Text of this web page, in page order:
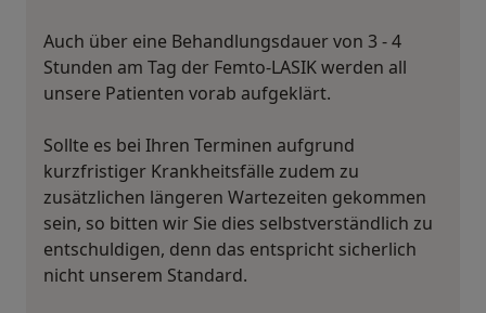
Auch über eine Behandlungsdauer von 3 - 4
Stunden am Tag der Femto-LASIK werden all
unsere Patienten vorab aufgeklärt.
Sollte es bei Ihren Terminen aufgrund
kurzfristiger Krankheitsfälle zudem zu
zusätzlichen längeren Wartezeiten gekommen
sein, so bitten wir Sie dies selbstverständlich zu
entschuldigen, denn das entspricht sicherlich
nicht unserem Standard.